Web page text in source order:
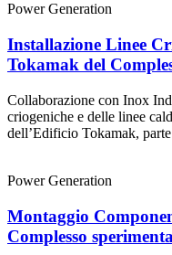
Power Generation
Installazione Linee
Tokamak del
Collaborazione con Inox
criogeniche e delle linee
dell’Edificio Tokamak,
Power Generation
Montaggio
Complesso